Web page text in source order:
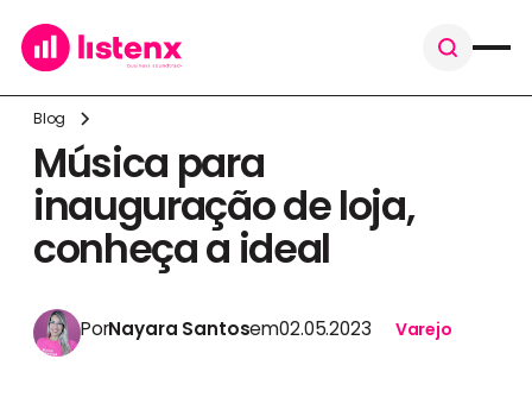
Blog
Música para
inauguração de loja,
conheça a ideal
PorNayara Santosem02.05.2023 Varejo